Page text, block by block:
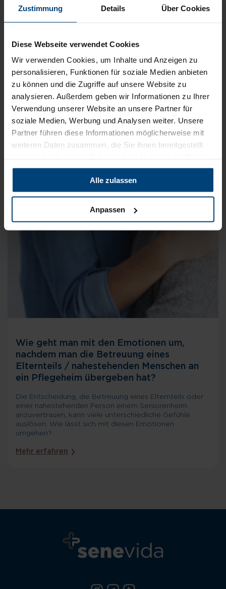
Zustimmung Details Über Cookies
Diese Webseite verwendet Cookies
Wir verwenden Cookies, um Inhalte und Anzeigen zu
personalisieren, Funktionen für soziale Medien anbieten
zu können und die Zugriffe auf unsere Website zu
analysieren. Außerdem geben wir Informationen zu Ihrer
Verwendung unserer Website an unsere Partner für
soziale Medien, Werbung und Analysen weiter. Unsere
Partner führen diese Informationen möglicherweise mit
weiteren Daten zusammen, die Sie ihnen bereitgestellt
gesammelt haben.
Alle zulassen
Anpassen
Wie geht man mit den Emotionen um,
nachdem man die Betreuung eines
Elternteils / nahestehenden Menschen an
ein Pflegeheim übergeben hat?
Die Entscheidung, die Betreuung eines Elternteils oder
einer nahestehenden Person einem Seniorenheim
anzuvertrauen, kann viele unterschiedliche Gefühle
auslösen. Wie lässt sich mit diesen Emotionen
umgehen?
Mehr erfahren